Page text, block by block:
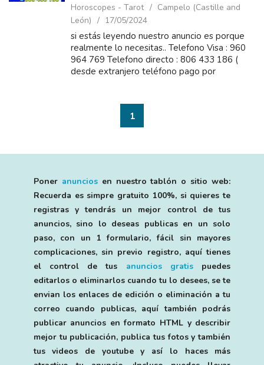
Horoscopes - Tarot
Campelo (Castille and
León)
17/05/2024
si estás leyendo nuestro anuncio es porque
realmente lo necesitas.. Telefono Visa : 960
964 769 Telefono directo : 806 433 186 (
desde extranjero teléfono pago por
1
Poner anunciosen nuestro tablón o sitio web:
Recuerda es simpre gratuito 100%, si quieres te
registras y tendrás un mejor control de tus
anuncios, sino lo deseas publicas en un solo
paso, con un 1 formulario, fácil sin mayores
complicaciones, sin previo registro, aquí tienes
el control de tus anuncios gratispuedes
editarlos o eliminarlos cuando tu lo desees, se te
envian los enlaces de edición o eliminación a tu
correo cuando publicas, aquí también podrás
publicar anuncios en formato HTML y describir
mejor tu publicación, publica tus fotos y también
tus videos de youtube y así lo haces más